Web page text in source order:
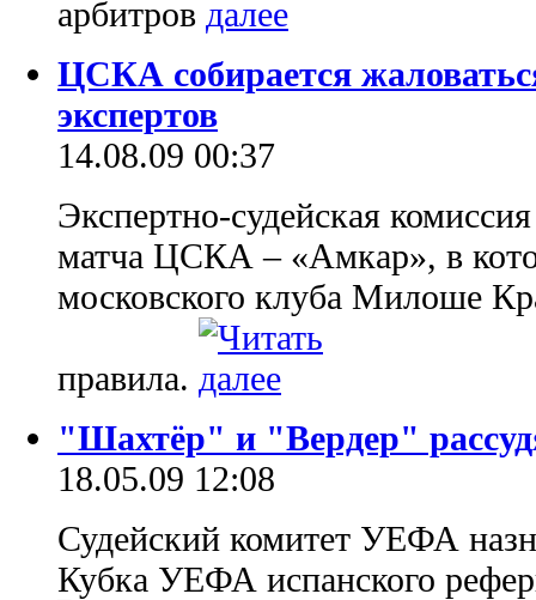
арбитров
ЦСКА собирается
экспертов
14.08.09 00:37
Экспертно-судейская
матча ЦСКА – «Амкар», в
московского клуба Милоше
правила.
"Шахтёр" и "Вердер"
18.05.09 12:08
Судейский комитет УЕФА
Кубка УЕФА испанского